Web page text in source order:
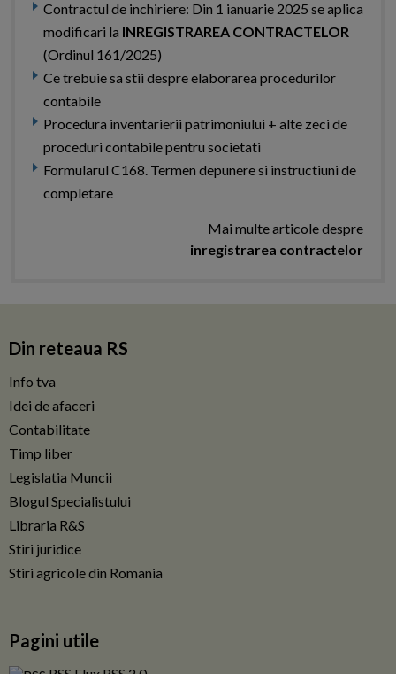
Contractul de inchiriere: Din 1 ianuarie 2025 se aplica
modificari la INREGISTRAREA CONTRACTELOR
(Ordinul 161/2025)
Ce trebuie sa stii despre elaborarea procedurilor
contabile
Procedura inventarierii patrimoniului + alte zeci de
proceduri contabile pentru societati
Formularul C168. Termen depunere si instructiuni de
completare
Mai multe articole despre
inregistrarea contractelor
Din reteaua RS
Info tva
Idei de afaceri
Contabilitate
Timp liber
Legislatia Muncii
Blogul Specialistului
Libraria R&S
Stiri juridice
Stiri agricole din Romania
Pagini utile